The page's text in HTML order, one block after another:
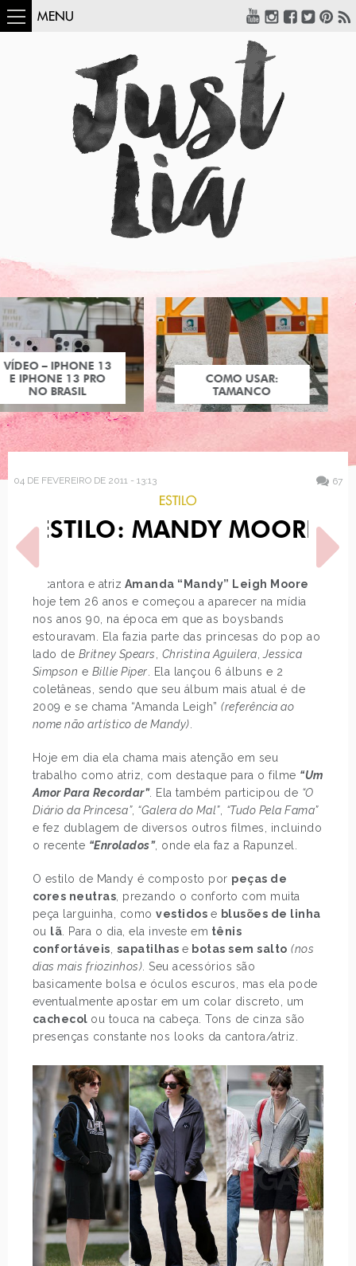
MENU
COMO USAR:
TAMANCO
04 DE FEVEREIRO DE 2011 - 13:13 67
ESTILO
ESTILO: MANDY MOORE
A cantora e atriz Amanda “Mandy” Leigh Moore
hoje tem 26 anos e começou a aparecer na mídia
nos anos 90, na época em que as boysbands
estouravam. Ela fazia parte das princesas do pop ao
lado de Britney Spears Christina Aguilera Jessica
Simpson e Billie Piper . Ela lançou 6 álbuns e 2
coletâneas, sendo que seu álbum mais atual é de
2009 e se chama “Amanda Leigh”(referência ao
nome não artístico de Mandy)
Hoje em dia ela chama mais atenção em seu
trabalho como atriz, com destaque para o filme “Um
Amor Para Recordar”. Ela também participou de “O
Diário da Princesa”, “Galera do Mal”, “Tudo Pela Fama”
e fez dublagem de diversos outros filmes, incluindo
o recente “Enrolados”, onde ela faz a Rapunzel.
O estilo de Mandy é composto por peças de
cores neutras , prezando o conforto com muita
peça larguinha, comovestidos e blusões de linha
ou lã . Para o dia, ela investe em tênis
confortáveis sapatilhase botas sem salto (nos
dias mais friozinhos) . Seu acessórios são
basicamente bolsa e óculos escuros, mas ela pode
eventualmente apostar em um colar discreto, um
cachecol ou touca na cabeça. Tons de cinza são
presenças constante nos looks da cantora/atriz.
POST ANTERIOR
ITEM QUE NÃO PODE
FALTAR NESTE INVERNO
PRÓXIMO POST
DE OLHO NAS IRMÃS MAIS
NOVAS!